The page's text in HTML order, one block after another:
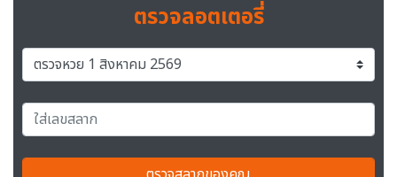
ตรวจลอตเตอรี่